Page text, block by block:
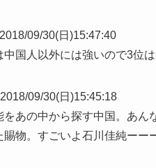
2018/09/30(日)15:47:40
中国人以外には強いので3位
2018/09/30(日)15:45:18
をあの中から探す中国。あん
賜物。すごいよ石川佳純ーー